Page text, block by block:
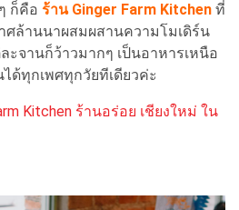
ก็คือ ร้าน Ginger Farm Kitchen ที่
ศล้านนาผสมผสานความโมเดิร์น
ะจานก็ว้าวมากๆ เป็นอาหารเหนือ
ด้ทุกเพศทุกวัยทีเดียวค่ะ
Kitchen ร้านอร่อย เชียงใหม่ ใน